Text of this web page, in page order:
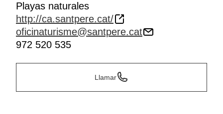
Playas naturales
http://ca.santpere.cat/
oficinaturisme@santpere.cat
972 520 535
Llamar